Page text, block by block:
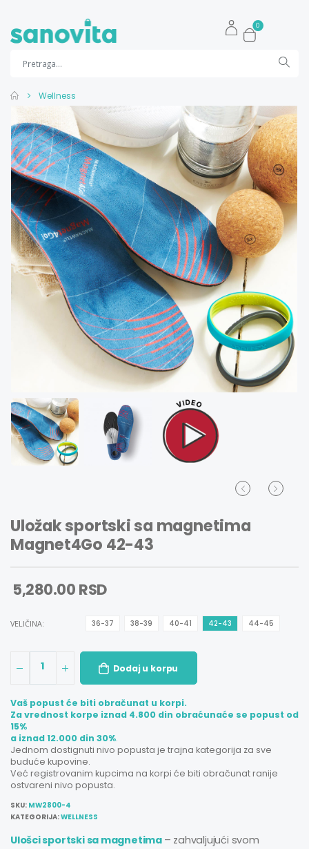
0
Wellness
Uložak sportski sa magnetima
Magnet4Go 42-43
5,280.00 RSD
VELIČINA: 36-37 38-39 40-41 42-43 44-45
1 Dodaj u korpu
Vaš popust će biti obračunat u korpi.
Za vrednost korpe iznad 4.800 din obraćunaće se popust od
15%
a iznad 12.000 din 30%.
Jednom dostignuti nivo popusta je trajna kategorija za sve
buduće kupovine.
Već registrovanim kupcima na korpi će biti obračunat ranije
ostvareni nivo popusta.
SKU: MW2800-4
KATEGORIJA:WELLNESS
Ulošci sportski sa magnetima – zahvaljujući svom